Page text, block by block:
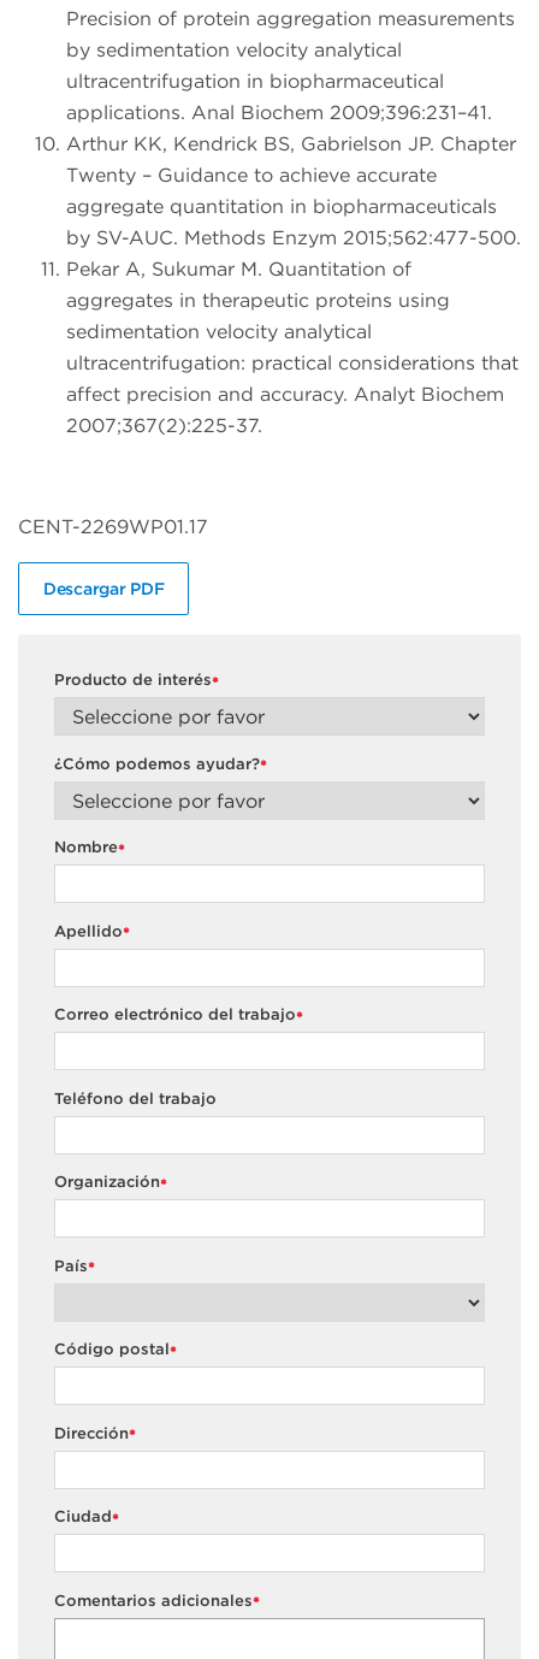
Precision of protein aggregation measurements
by sedimentation velocity analytical
ultracentrifugation in biopharmaceutical
applications. Anal Biochem 2009;396:231–41.
Arthur KK, Kendrick BS, Gabrielson JP. Chapter
Twenty – Guidance to achieve accurate
aggregate quantitation in biopharmaceuticals
by SV-AUC. Methods Enzym 2015;562:477-500.
Pekar A, Sukumar M. Quantitation of
aggregates in therapeutic proteins using
sedimentation velocity analytical
ultracentrifugation: practical considerations that
affect precision and accuracy. Analyt Biochem
2007;367(2):225-37.
CENT-2269WP01.17
Descargar PDF
*
Producto de interés
*
¿Cómo podemos ayudar?
*
Nombre
*
Apellido
*
Correo electrónico del trabajo
Teléfono del trabajo
*
Organización
*
País
*
Código postal
*
Dirección
*
Ciudad
*
Comentarios adicionales